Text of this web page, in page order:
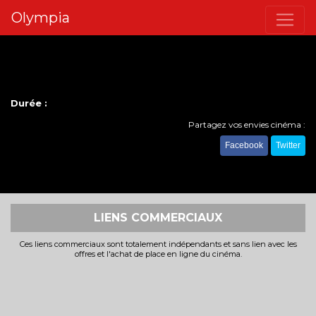
Olympia
Durée :
Partagez vos envies cinéma :
Facebook Twitter
LIENS COMMERCIAUX
Ces liens commerciaux sont totalement indépendants et sans lien avec les
offres et l'achat de place en ligne du cinéma.